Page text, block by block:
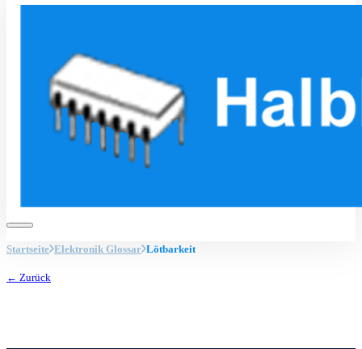
Startseite Elektronik Glossar Lötbarkeit
← Zurück